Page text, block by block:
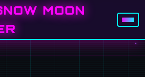
MOON